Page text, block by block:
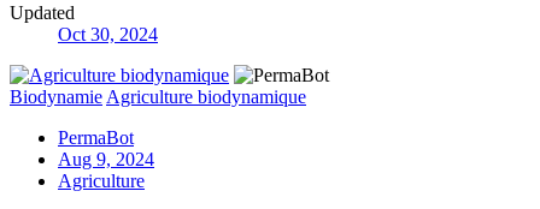
Updated
Oct 30, 2024
Biodynamie Agriculture biodynamique
PermaBot
Aug 9, 2024
Agriculture